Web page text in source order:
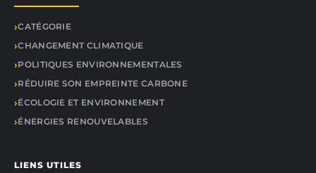
CATÉGORIE
CHANGEMENT CLIMATIQUE
POLITIQUES ENVIRONNEMENTALES
RÉDUIRE SON EMPREINTE CARBONE
ÉCOLOGIE ET ENVIRONNEMENT
ÉNERGIES RENOUVELABLES
LIENS UTILES